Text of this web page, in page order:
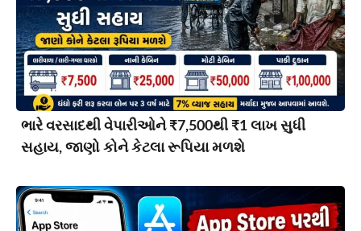
ભારે વરસાદથી વેપારીઓને ₹7,500થી ₹1 લાખ સુધી
સહાય, જાણો કોને કેટલા રૂપિયા મળશે